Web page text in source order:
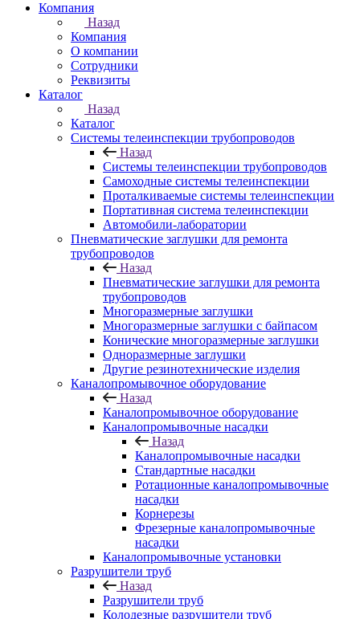
Компания
Назад
Компания
О компании
Сотрудники
Реквизиты
Каталог
Назад
Каталог
Системы телеинспекции трубопроводов
Назад
Системы телеинспекции трубопроводов
Самоходные системы телеинспекции
Проталкиваемые системы телеинспекции
Портативная система телеинспекции
Автомобили-лаборатории
Пневматические заглушки для ремонта
трубопроводов
Назад
Пневматические заглушки для ремонта
трубопроводов
Многоразмерные заглушки
Многоразмерные заглушки с байпасом
Конические многоразмерные заглушки
Одноразмерные заглушки
Другие резинотехнические изделия
Каналопромывочное оборудование
Назад
Каналопромывочное оборудование
Каналопромывочные насадки
Назад
Каналопромывочные насадки
Стандартные насадки
Ротационные каналопромывочные
насадки
Корнерезы
Фрезерные каналопромывочные
насадки
Каналопромывочные установки
Разрушители труб
Назад
Разрушители труб
Колодезные разрушители труб